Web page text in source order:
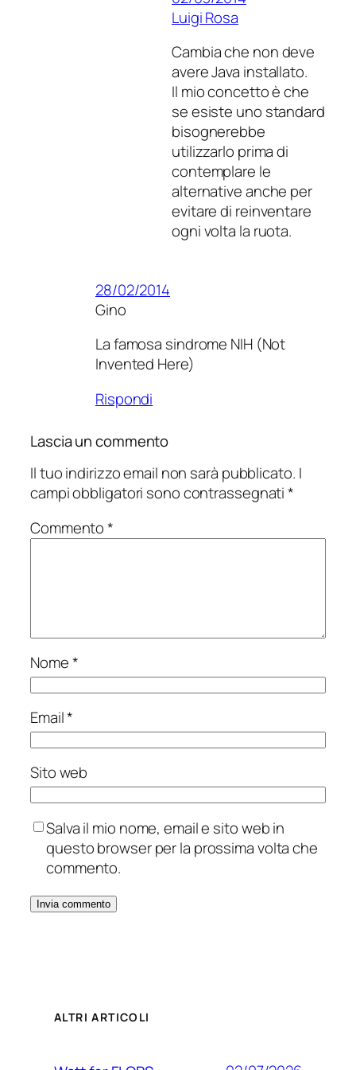
Luigi Rosa
Cambia che non deve
avere Java installato.
Il mio concetto è che
se esiste uno standard
bisognerebbe
utilizzarlo prima di
contemplare le
alternative anche per
evitare di reinventare
ogni volta la ruota.
28/02/2014
Gino
La famosa sindrome NIH (Not
Invented Here)
Rispondi
Lascia un commento
Il tuo indirizzo email non sarà pubblicato. I
campi obbligatori sono contrassegnati*
Commento*
Nome*
Email*
Sito web
Salva il mio nome, email e sito web in
questo browser per la prossima volta che
commento.
ALTRI ARTICOLI